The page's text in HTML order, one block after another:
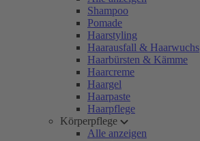
Shampoo
Pomade
Haarstyling
Haarausfall & Haarwuchs
Haarbürsten & Kämme
Haarcreme
Haargel
Haarpaste
Haarpflege
Körperpflege
Alle anzeigen